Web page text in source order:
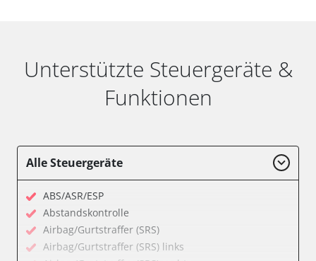
Unterstützte Steuergeräte &
Funktionen
Alle Steuergeräte
ABS/ASR/ESP
Abstandskontrolle
Airbag/Gurtstraffer (SRS)
Airbag/Gurtstraffer (SRS) links